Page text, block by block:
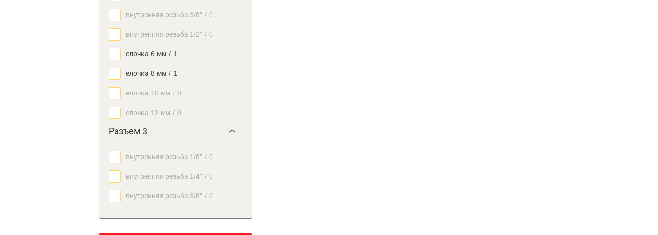
внутренняя резьба 3/8" / 0
внутренняя резьба 1/2" / 0
елочка 6 мм / 1
елочка 8 мм / 1
елочка 10 мм / 0
елочка 12 мм / 0
Разъем 3
внутренняя резьба 1/8" / 0
внутренняя резьба 1/4" / 0
внутренняя резьба 3/8" / 0